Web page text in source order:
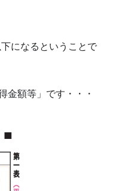
になるということで
金額等」です・・・